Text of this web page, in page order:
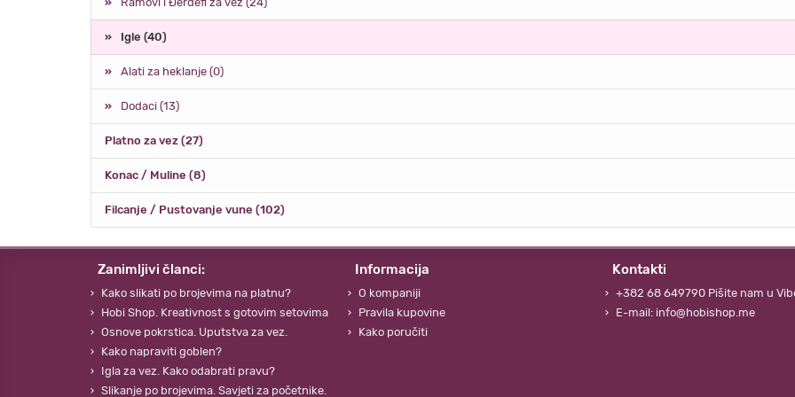
Igle (40)
Alati za heklanje (0)
Dodaci (13)
Platno za vez (27)
Konac / Muline (8)
Filcanje / Pustovanje vune (102)
Zanimljivi članci:
Kako slikati po brojevima na platnu?
Hobi Shop. Kreativnost s gotovim setovima
Osnove pokrstica. Uputstva za vez.
Kako napraviti goblen?
Igla za vez. Kako odabrati pravu?
Slikanje po brojevima. Savjeti za početnike.
Informacija
O kompaniji
Pravila kupovine
Kako poručiti
Kontakti
+382 68 649790 Pišite nam u
E-mail: info@hobishop.me